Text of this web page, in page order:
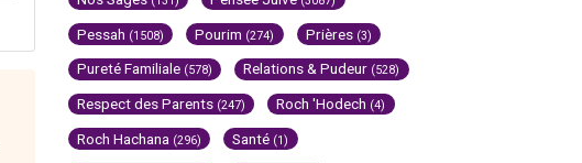
Pessah (1508) Pourim (274) Prières (3)
Pureté Familiale (578) Relations & Pudeur (528)
Respect des Parents (247) Roch 'Hodech (4)
Roch Hachana (296) Santé (1)